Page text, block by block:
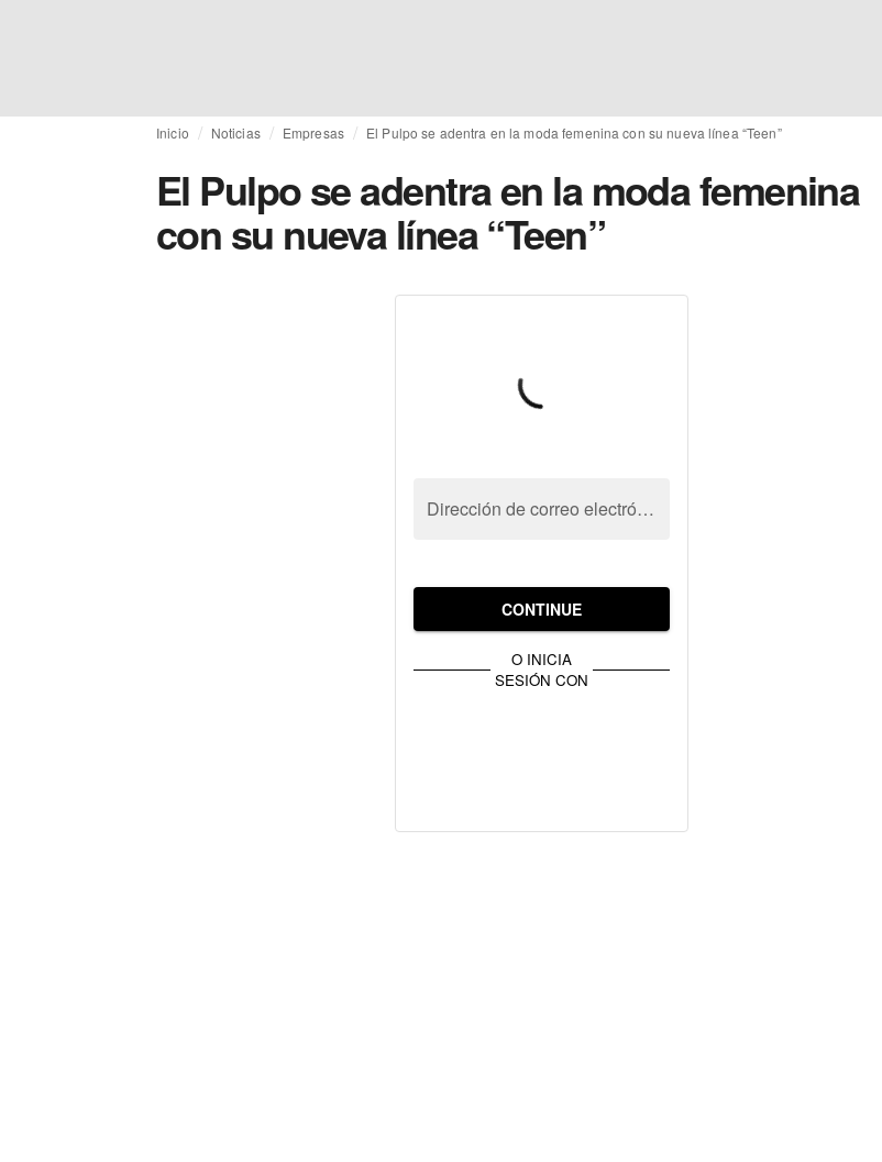
Inicio Noticias Empresas El Pulpo se adentra en la moda femenina con su nueva línea “Teen”
El Pulpo se adentra en la moda femenina
con su nueva línea “Teen”
Dirección de correo electrónico
CONTINUE
O INICIA
SESIÓN CON